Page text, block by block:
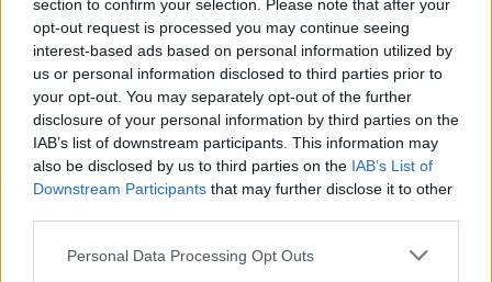
section to confirm your selection. Please note that after your
opt-out request is processed you may continue seeing
interest-based ads based on personal information utilized by
us or personal information disclosed to third parties prior to
your opt-out. You may separately opt-out of the further
disclosure of your personal information by third parties on the
IAB’s list of downstream participants. This information may
also be disclosed by us to third parties on the IAB’s List of
Downstream Participants that may further disclose it to other
Please note that this website/app uses one or more Google
Personal Data Processing Opt Outs
dagli esami, il caso ha riacceso l’attenzione sulle
tensioni che possono esplodere in ambito
domestico e sulle difficoltà di riconoscere segnali di
rischio prima che sfocino in violenza estrema.
AUTORE
Matteo Pellegrino
Matteo Pellegrino ha organizzato una sfilata